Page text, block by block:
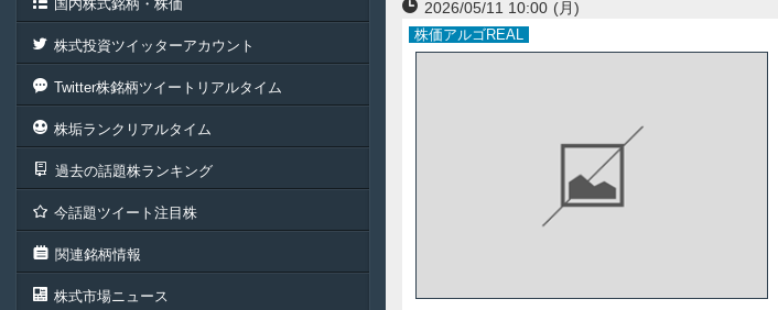
国内株式銘柄・株価
株式投資ツイッターアカウント
Twitter株銘柄ツイートリアルタイム
株垢ランクリアルタイム
過去の話題株ランキング
今話題ツイート注目株
関連銘柄情報
株式市場ニュース
2026/05/11 10:00 (月)
株価アルゴREAL